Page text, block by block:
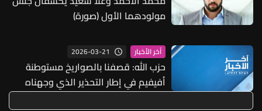
مولودهما الأول (صورة)
آخر الأخبار 2026-03-21
حزب الله: قصفنا بالصواريخ مستوطنة
أفيفيم في إطار التحذير الذي وجهناه